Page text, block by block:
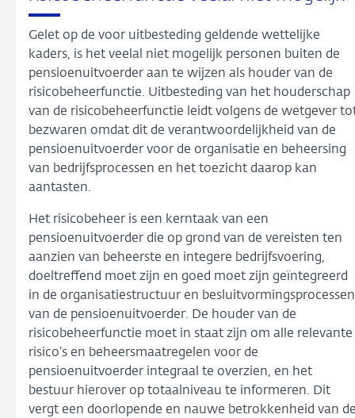
Gelet op de voor uitbesteding geldende wettelijke
kaders, is het veelal niet mogelijk personen buiten de
pensioenuitvoerder aan te wijzen als houder van de
risicobeheerfunctie. Uitbesteding van het houderschap
van de risicobeheerfunctie leidt volgens de wetgever
bezwaren omdat dit de verantwoordelijkheid van de
pensioenuitvoerder voor de organisatie en beheersing
van bedrijfsprocessen en het toezicht daarop kan
aantasten.
Het risicobeheer is een kerntaak van een
pensioenuitvoerder die op grond van de vereisten ten
aanzien van beheerste en integere bedrijfsvoering,
doeltreffend moet zijn en goed moet zijn geïntegreerd
in de organisatiestructuur en besluitvormingsprocessen
van de pensioenuitvoerder. De houder van de
risicobeheerfunctie moet in staat zijn om alle relevante
risico’s en beheersmaatregelen voor de
pensioenuitvoerder integraal te overzien, en het
bestuur hierover op totaalniveau te informeren. Dit
vergt een doorlopende en nauwe betrokkenheid van